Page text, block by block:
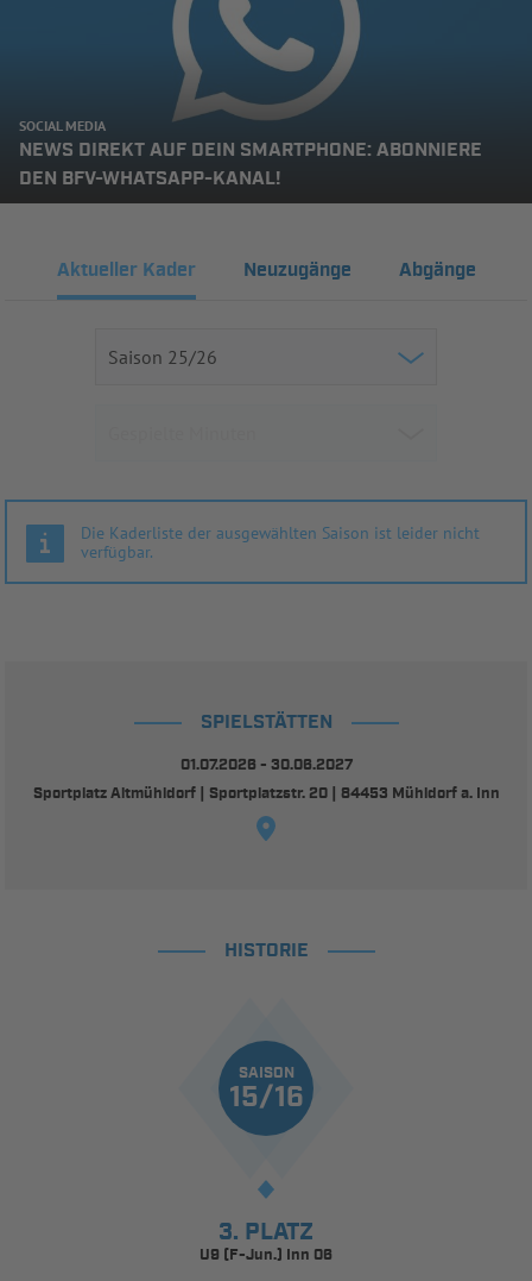
SOCIAL MEDIA
NEWS DIREKT AUF DEIN SMARTPHONE: ABONNIERE
DEN BFV-WHATSAPP-KANAL!
Aktueller Kader Neuzugänge Abgänge
Die Kaderliste der ausgewählten Saison ist leider nicht
verfügbar.
SPIELSTÄTTEN
01.07.2026 - 30.06.2027
Sportplatz Altmühldorf | Sportplatzstr. 20 | 84453 Mühldorf a. Inn
HISTORIE
SAISON
15/16
3. PLATZ
U9 (F-Jun.) Inn 06